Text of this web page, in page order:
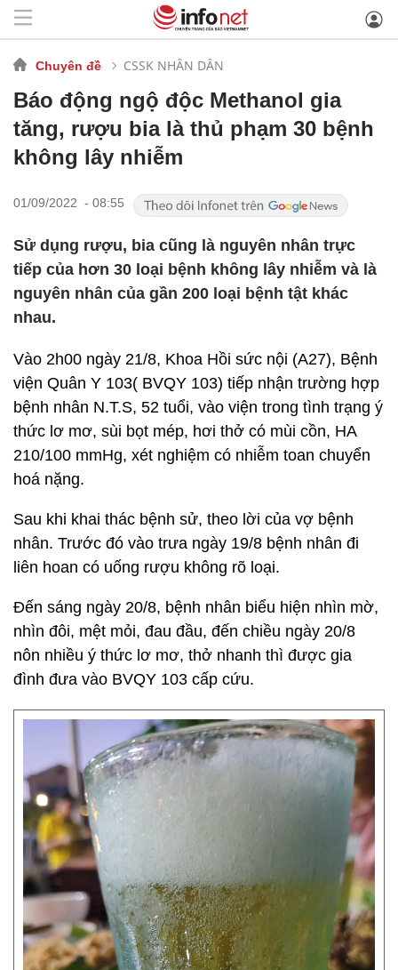
Chuyên đề CSSK NHÂN DÂN
Báo động ngộ độc Methanol gia
tăng, rượu bia là thủ phạm 30 bệnh
không lây nhiễm
01/09/2022 - 08:55
Sử dụng rượu, bia cũng là nguyên nhân trực
tiếp của hơn 30 loại bệnh không lây nhiễm và là
nguyên nhân của gần 200 loại bệnh tật khác
nhau.
Vào 2h00 ngày 21/8, Khoa Hồi sức nội (A27), Bệnh
viện Quân Y 103( BVQY 103) tiếp nhận trường hợp
bệnh nhân N.T.S, 52 tuổi, vào viện trong tình trạng ý
thức lơ mơ, sùi bọt mép, hơi thở có mùi cồn, HA
210/100 mmHg, xét nghiệm có nhiễm toan chuyển
hoá nặng.
Sau khi khai thác bệnh sử, theo lời của vợ bệnh
nhân. Trước đó vào trưa ngày 19/8 bệnh nhân đi
liên hoan có uống rượu không rõ loại.
Đến sáng ngày 20/8, bệnh nhân biểu hiện nhìn mờ,
nhìn đôi, mệt mỏi, đau đầu, đến chiều ngày 20/8
nôn nhiều ý thức lơ mơ, thở nhanh thì được gia
đình đưa vào BVQY 103 cấp cứu.